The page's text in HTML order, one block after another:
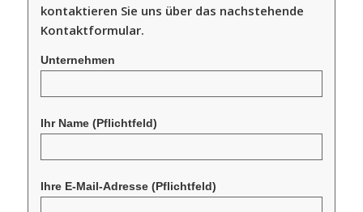
kontaktieren Sie uns über das nachstehende
Kontaktformular.
Unternehmen
Ihr Name (Pflichtfeld)
Ihre E-Mail-Adresse (Pflichtfeld)